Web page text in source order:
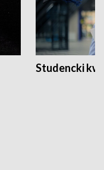
Studencki